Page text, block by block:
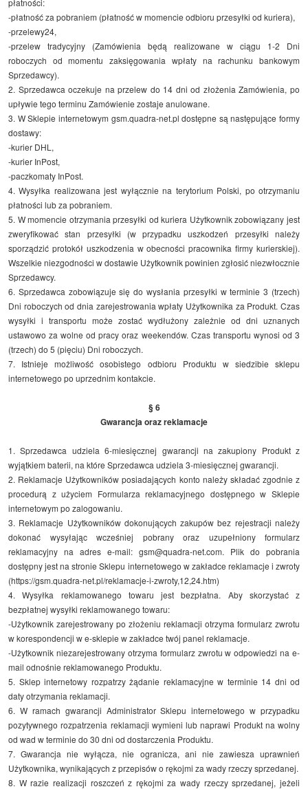
płatności:
-płatność za pobraniem (płatność w momencie odbioru przesyłki od kuriera),
-przelewy24,
-przelew tradycyjny (Zamówienia będą realizowane w ciągu 1-2 Dni
roboczych od momentu zaksięgowania wpłaty na rachunku bankowym
Sprzedawcy).
2. Sprzedawca oczekuje na przelew do 14 dni od złożenia Zamówienia, po
upływie tego terminu Zamówienie zostaje anulowane.
3. W Sklepie internetowym gsm.quadra-net.pl dostępne są następujące formy
dostawy:
-kurier DHL,
-kurier InPost,
-paczkomaty InPost.
4. Wysyłka realizowana jest wyłącznie na terytorium Polski, po otrzymaniu
płatności lub za pobraniem.
5. W momencie otrzymania przesyłki od kuriera Użytkownik zobowiązany jest
zweryfikować stan przesyłki (w przypadku uszkodzeń przesyłki należy
sporządzić protokół uszkodzenia w obecności pracownika firmy kurierskiej).
Wszelkie niezgodności w dostawie Użytkownik powinien zgłosić niezwłocznie
Sprzedawcy.
6. Sprzedawca zobowiązuje się do wysłania przesyłki w terminie 3 (trzech)
Dni roboczych od dnia zarejestrowania wpłaty Użytkownika za Produkt. Czas
wysyłki i transportu może zostać wydłużony zależnie od dni uznanych
ustawowo za wolne od pracy oraz weekendów. Czas transportu wynosi od 3
(trzech) do 5 (pięciu) Dni roboczych.
7. Istnieje możliwość osobistego odbioru Produktu w siedzibie sklepu
internetowego po uprzednim kontakcie.
§ 6
Gwarancja oraz reklamacje
1. Sprzedawca udziela 6-miesięcznej gwarancji na zakupiony Produkt z
wyjątkiem baterii, na które Sprzedawca udziela 3-miesięcznej gwarancji.
2. Reklamacje Użytkowników posiadających konto należy składać zgodnie z
procedurą z użyciem Formularza reklamacyjnego dostępnego w Sklepie
internetowym po zalogowaniu.
3. Reklamacje Użytkowników dokonujących zakupów bez rejestracji należy
dokonać wysyłając wcześniej pobrany oraz uzupełniony formularz
reklamacyjny na adres e-mail: gsm@quadra-net.com. Plik do pobrania
dostępny jest na stronie Sklepu internetowego w zakładce reklamacje i zwroty
(https://gsm.quadra-net.pl/reklamacje-i-zwroty,12,24.htm)
4. Wysyłka reklamowanego towaru jest bezpłatna. Aby skorzystać z
bezpłatnej wysyłki reklamowanego towaru:
-Użytkownik zarejestrowany po złożeniu reklamacji otrzyma formularz zwrotu
w korespondencji w e-sklepie w zakładce twój panel reklamacje.
-Użytkownik niezarejestrowany otrzyma formularz zwrotu w odpowiedzi na e-
mail odnośnie reklamowanego Produktu.
5. Sklep internetowy rozpatrzy żądanie reklamacyjne w terminie 14 dni od
daty otrzymania reklamacji.
6. W ramach gwarancji Administrator Sklepu internetowego w przypadku
pozytywnego rozpatrzenia reklamacji wymieni lub naprawi Produkt na wolny
od wad w terminie do 30 dni od dostarczenia Produktu.
7. Gwarancja nie wyłącza, nie ogranicza, ani nie zawiesza uprawnień
Użytkownika, wynikających z przepisów o rękojmi za wady rzeczy sprzedanej.
8. W razie realizacji roszczeń z rękojmi za wady rzeczy sprzedanej, jeżeli